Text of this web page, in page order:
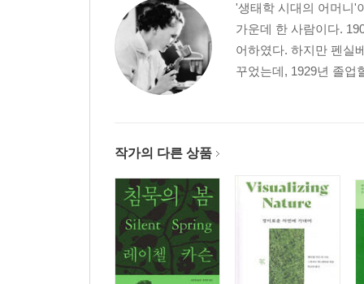
'생태학 시대의 어머니'
가운데 한 사람이다.
어하였다. 하지만 펜실
꾸었는데, 1929년 졸업
작가의 다른 상품